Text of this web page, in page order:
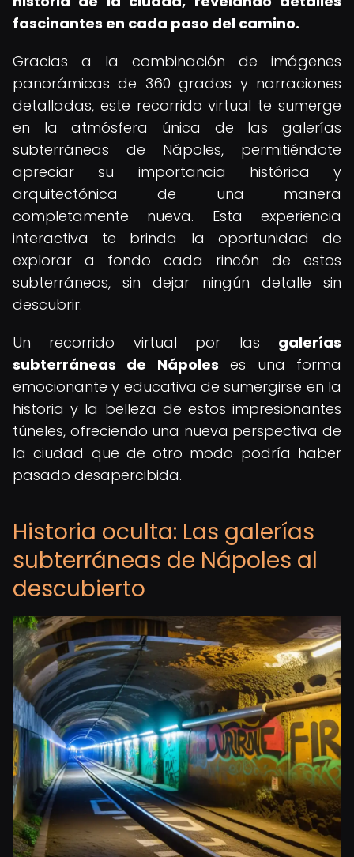
fascinantes en cada paso del camino.
Gracias a la combinación de imágenes
panorámicas de 360 grados y narraciones
detalladas, este recorrido virtual te sumerge
en la atmósfera única de las galerías
subterráneas de Nápoles, permitiéndote
apreciar su importancia histórica y
arquitectónica de una manera
completamente nueva. Esta experiencia
interactiva te brinda la oportunidad de
explorar a fondo cada rincón de estos
subterráneos, sin dejar ningún detalle sin
descubrir.
Un recorrido virtual por las galerías
subterráneas de Nápoles es una forma
emocionante y educativa de sumergirse en la
historia y la belleza de estos impresionantes
túneles, ofreciendo una nueva perspectiva de
la ciudad que de otro modo podría haber
pasado desapercibida.
Historia oculta: Las galerías
subterráneas de Nápoles al
descubierto